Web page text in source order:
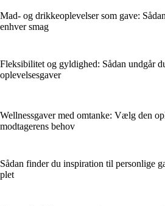
Mad- og drikkeoplevelser som gave:
enhver smag
Fleksibilitet og gyldighed: Sådan undgår
oplevelsesgaver
Wellnessgaver med omtanke: Vælg den
modtagerens behov
Sådan finder du inspiration til personlige
plet